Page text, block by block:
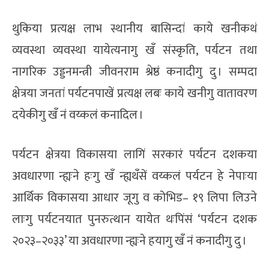
थुकिया प्रत्यक्ष लाभ स्थानीय बासिन्दां काये खनीकथं
व्यवस्था व्यवस्था यायेत्यनागु खँ संस्कृति, पर्यटन तथा
नागरिक उड्डनमन्त्री जीवनराम श्रेष्ठं कनादीगु दु । सम्पदा
क्षेत्रया जनतां पर्यटनपाखें प्रत्यक्ष लबः काये खनीगु वातावरण
दयेकीगु खँ नं वय्कलं कनादिल ।
पर्यटन क्षेत्रया विकासया लागिं सरकारं पर्यटन दशकया
अवधारणा न्ह्यःने हःगु खँ न्ह्यथँसें वय्कलं पर्यटन हे नेपाःया
आर्थिक विकासया आधार जूगु व कोभिड– १९ लिपा लिउने
लाःगु पर्यटनयात पुनरुत्थान यायेत थःपिंसं ‘पर्यटन दशक
२०२३–२०३३’ या अवधारणा न्ह्यःने हयागु खँ नं कनादीगु दु ।